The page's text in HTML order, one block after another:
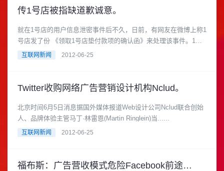
传1号店被指缺道歉诚意。
就在1号店的用户信息泄密事件后不久，日前，有网友在微博上称1
号店发了份 《领取1号店垫付款项的确认函》来处理该事件。1号
店在这份确认函中表示......
互联网新闻 2012-06-25
Twitter收购网络广告营销设计机构Nclud。
北京时间6月5日消息据国外媒体报道Web设计公司Nclud联合创始
人、品牌体验主管马丁·林雷恩(Martin Ringlein)当......
互联网新闻 2012-06-25
福布斯：广告营收模式危险Facebook前途渺茫 。